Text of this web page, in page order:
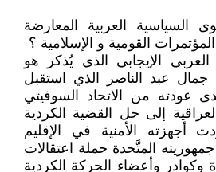
السياسية العربية المعارضة
القومية و الإسلامية ؟
الإيجابي الذي يُذكر هو
عبد الناصر الذي استقبل
عودته من الاتحاد السوفيتي
العراقية إلى حل القضية الكردية
أجهزته الأمنية في الإقليم
المتَّحدة حملة اعتقالات
وكوادر وأعضاء الحركة الكردية